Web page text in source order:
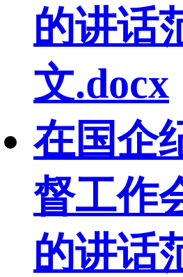
的讲话
文.docx
在国企
督工作
的讲话